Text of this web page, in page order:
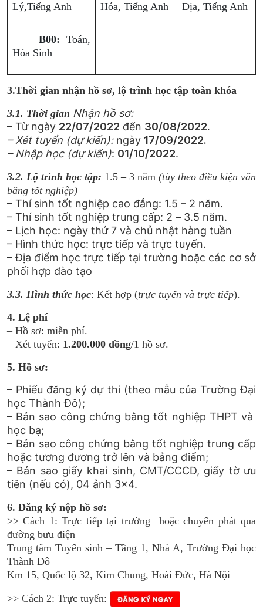
Lý,Tiếng Anh
Hóa, Tiếng Anh
Địa, Tiếng Anh
B00: Toán,
Hóa Sinh
3.Thời gian nhận hồ sơ, lộ trình học tập toàn khóa
3.1. Thời gian Nhận hồ sơ:
– Từ ngày 22/07/2022 đến 30/08/2022.
– Xét tuyển (dự kiến): ngày 17/09/2022.
– Nhập học (dự kiến): 01/10/2022.
3.2. Lộ trình học tập: 1.5– 3 năm (tùy theo điều kiện văn
bằng tốt nghiệp)
– Thí sinh tốt nghiệp cao đẳng: 1.5 – 2 năm.
– Thí sinh tốt nghiệp trung cấp: 2 – 3.5 năm.
– Lịch học: ngày thứ 7 và chủ nhật hàng tuần
– Hình thức học: trực tiếp và trực tuyến.
– Địa điểm học trực tiếp tại trường hoặc các cơ sở
phối hợp đào tạo
3.3. Hình thức học: Kết hợp (trực tuyến và trực tiếp).
4. Lệ phí
– Hồ sơ: miễn phí.
– Xét tuyển: 1.200.000 đồng/1 hồ sơ.
5. Hồ sơ:
– Phiếu đăng ký dự thi (theo mẫu của Trường Đại
học Thành Đô);
– Bản sao công chứng bằng tốt nghiệp THPT và
học bạ;
– Bản sao công chứng bằng tốt nghiệp trung cấp
hoặc tương đương trở lên và bảng điểm;
– Bản sao giấy khai sinh, CMT/CCCD, giấy tờ ưu
tiên (nếu có), 04 ảnh 3×4.
6. Đăng ký nộp hồ sơ:
>> Cách 1: Trực tiếp tại trường hoặc chuyển phát qua
đường bưu điện
Trung tâm Tuyển sinh – Tầng 1, Nhà A, Trường Đại học
Thành Đô
Km 15, Quốc lộ 32, Kim Chung, Hoài Đức, Hà Nội
>> Cách 2: Trực tuyến: